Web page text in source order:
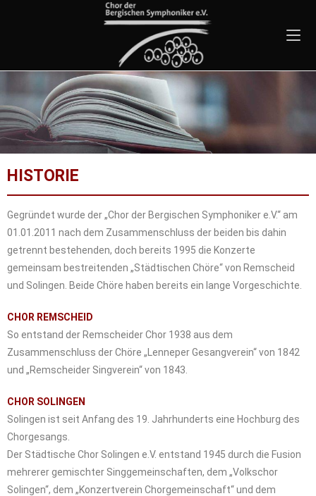
HISTORIE
Gegründet wurde der „Chor der Bergischen Symphoniker e.V.“ am
01.01.2011 nach dem Zusammenschluss der beiden bis dahin
getrennt bestehenden, doch bereits 1995 die Konzerte
gemeinsam bestreitenden „Städtischen Chöre“ von Remscheid
und Solingen. Beide Chöre haben bereits ein lange Vorgeschichte.
CHOR REMSCHEID
So entstand der Remscheider Chor 1938 aus dem
Zusammenschluss der Chöre „Lenneper Gesangverein“ von 1842
und „Remscheider Singverein“ von 1843.
CHOR SOLINGEN
Solingen ist seit Anfang des 19. Jahrhunderts eine Hochburg des
Chorgesangs.
Der Städtische Chor Solingen e.V. entstand 1945 durch die Fusion
mehrerer gemischter Singgemeinschaften, dem „Volkschor
Solingen“, dem „Konzertverein Chorgemeinschaft“ und dem